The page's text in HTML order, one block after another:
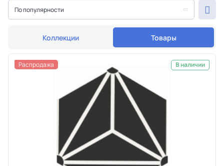
Коллекции Товары
По популярности
Распродажа В наличии